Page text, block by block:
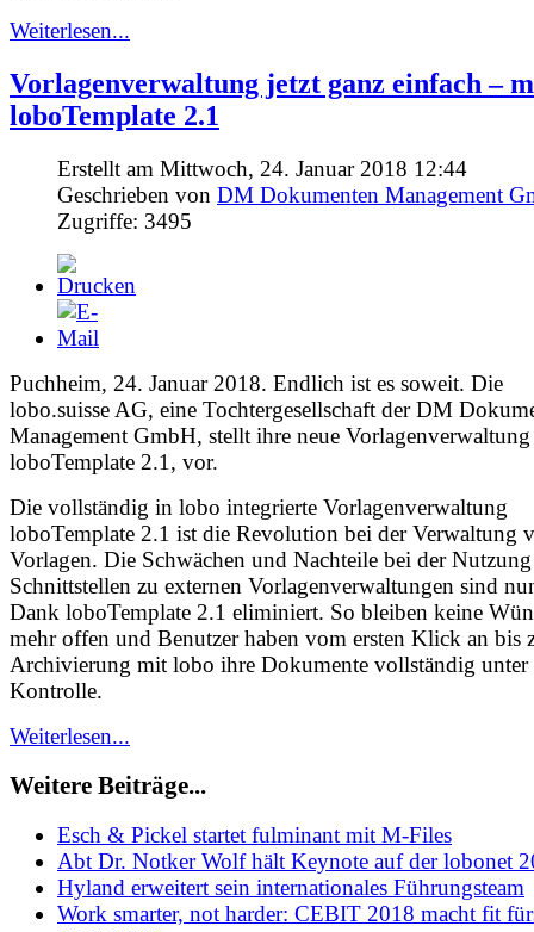
Weiterlesen...
Vorlagenverwaltung jetzt ganz einfach –
loboTemplate 2.1
Erstellt am Mittwoch, 24. Januar 2018 12:44
Geschrieben von DM Dokumenten Management
Zugriffe: 3495
Puchheim, 24. Januar 2018. Endlich ist es soweit. Die
lobo.suisse AG, eine Tochtergesellschaft der DM
Management GmbH, stellt ihre neue Vorlagenverwaltung
loboTemplate 2.1, vor.
Die vollständig in lobo integrierte Vorlagenverwaltung
loboTemplate 2.1 ist die Revolution bei der Verwaltung
Vorlagen. Die Schwächen und Nachteile bei der
Schnittstellen zu externen Vorlagenverwaltungen sind
Dank loboTemplate 2.1 eliminiert. So bleiben keine
mehr offen und Benutzer haben vom ersten Klick an bis
Archivierung mit lobo ihre Dokumente vollständig unter
Kontrolle.
Weiterlesen...
Weitere Beiträge...
Esch & Pickel startet fulminant mit M-Files
Abt Dr. Notker Wolf hält Keynote auf der lobonet
Hyland erweitert sein internationales Führungsteam
Work smarter, not harder: CEBIT 2018 macht fit